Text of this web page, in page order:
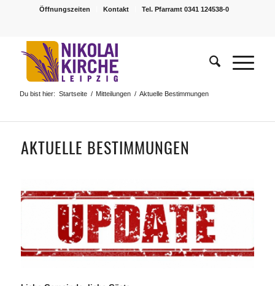
Öffnungszeiten Kontakt Tel. Pfarramt 0341 124538-0
Du bist hier: Startseite / Mitteilungen / Aktuelle Bestimmungen
AKTUELLE BESTIMMUNGEN